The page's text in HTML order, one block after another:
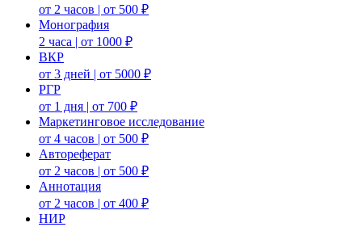
от 2 часов | от 500 ₽
Монография
2 часа | от 1000 ₽
ВКР
от 3 дней | от 5000 ₽
РГР
от 1 дня | от 700 ₽
Маркетинговое исследование
от 4 часов | от 500 ₽
Автореферат
от 2 часов | от 500 ₽
Аннотация
от 2 часов | от 400 ₽
НИР